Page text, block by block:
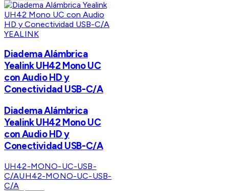
YEALINK
Diadema Alámbrica
Yealink UH42 Mono UC
con Audio HD y
Conectividad USB-C/A
Diadema Alámbrica
Yealink UH42 Mono UC
con Audio HD y
Conectividad USB-C/A
UH42-MONO-UC-USB-
C/AUH42-MONO-UC-USB-
C/A